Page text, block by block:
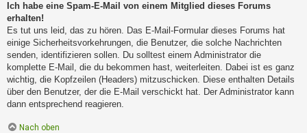
Ich habe eine Spam-E-Mail von einem Mitglied dieses Forums
erhalten!
Es tut uns leid, das zu hören. Das E-Mail-Formular dieses Forums hat
einige Sicherheitsvorkehrungen, die Benutzer, die solche Nachrichten
senden, identifizieren sollen. Du solltest einem Administrator die
komplette E-Mail, die du bekommen hast, weiterleiten. Dabei ist es ganz
wichtig, die Kopfzeilen (Headers) mitzuschicken. Diese enthalten Details
über den Benutzer, der die E-Mail verschickt hat. Der Administrator kann
dann entsprechend reagieren.
Nach oben